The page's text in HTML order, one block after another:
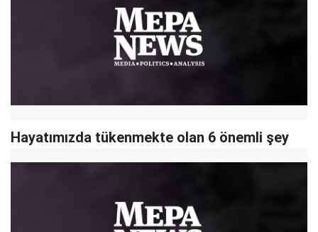
Hayatımızda tükenmekte olan 6 önemli şey